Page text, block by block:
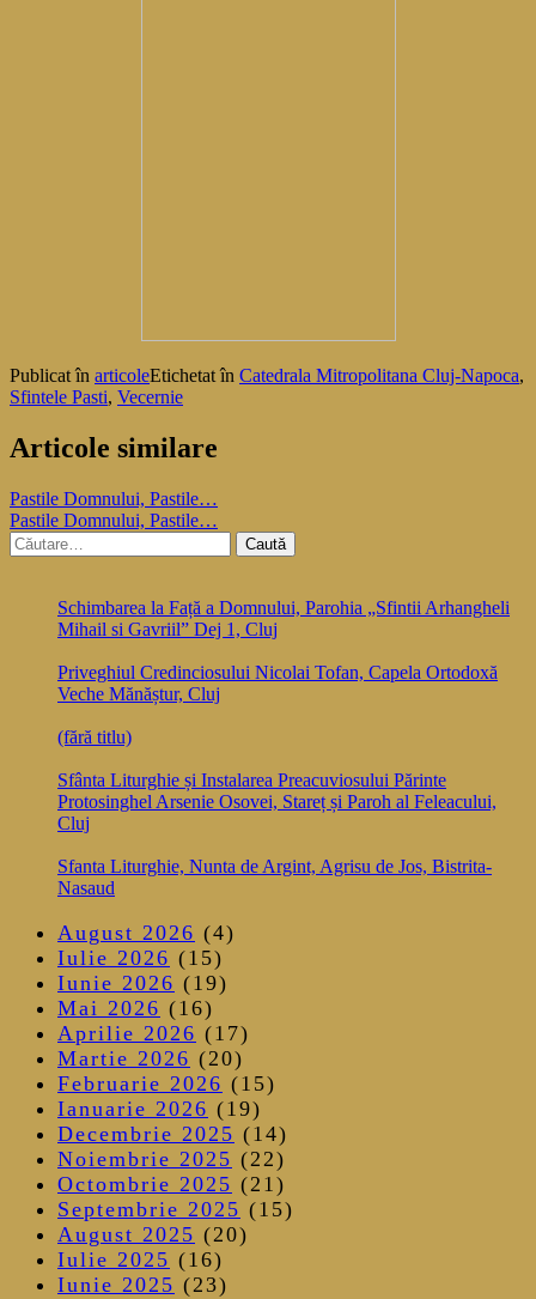
Publicat în articoleEtichetat în Catedrala Mitropolitana Cluj-Napoca,
Sfintele Pasti, Vecernie
Articole similare
Navigare
în
articole
Pastile Domnului, Pastile…
Pastile Domnului, Pastile…
Caută
după:
Schimbarea la Față a Domnului, Parohia „Sfintii Arhangheli
Mihail si Gavriil” Dej 1, Cluj
Priveghiul Credinciosului Nicolai Tofan, Capela Ortodoxă
Veche Mănăștur, Cluj
(fără titlu)
Sfânta Liturghie și Instalarea Preacuviosului Părinte
Protosinghel Arsenie Osovei, Stareț și Paroh al Feleacului,
Cluj
Sfanta Liturghie, Nunta de Argint, Agrisu de Jos, Bistrita-
Nasaud
August 2026 (4)
Iulie 2026 (15)
Iunie 2026 (19)
Mai 2026 (16)
Aprilie 2026 (17)
Martie 2026 (20)
Februarie 2026 (15)
Ianuarie 2026 (19)
Decembrie 2025 (14)
Noiembrie 2025 (22)
Octombrie 2025 (21)
Septembrie 2025 (15)
August 2025 (20)
Iulie 2025 (16)
Iunie 2025 (23)